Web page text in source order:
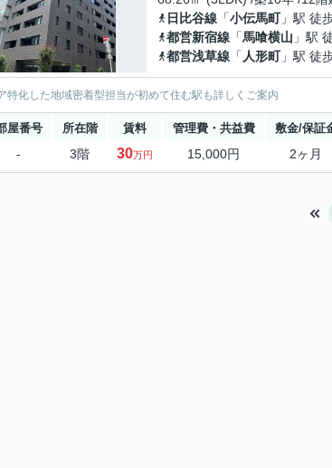
日比谷線 「小伝馬町」駅 徒
都営新宿線 「馬喰横山 」駅
都営浅草線 「 人形町」駅 徒
特化した地域密着型担当が初めて住む駅も詳しくご案内
屋番号 所在階 賃料 管理費・共益費 敷金/保証
- 3階 30万円 15,000円 2ヶ月